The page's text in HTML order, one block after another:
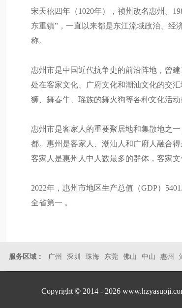
宋天禧四年（1020年），祯州改名惠州。
东重镇”，一直以来都是东江流域政治、经
称。
惠州市是中国近代抗争史的前沿阵地，曾
处在客家文化、广府文化和潮汕文化的交
狮、舞春牛、瑶族的舞火狗等各种文化活动
惠州市是客家人的重要聚居地和集散地之
都。惠州是客家人、潮汕人和广府人融合
客家人是惠州人中人数最多的群体，客家
2022年，惠州市地区生产总值（GDP）
全省第一 。
服务区域： 广州 深圳 珠海 东莞 佛山 中山 惠州
Copyright © 2014 - 2026